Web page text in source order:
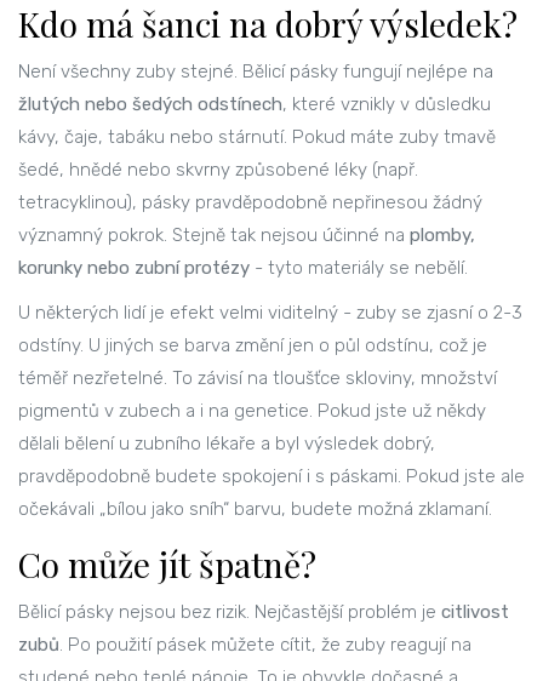
Kdo má šanci na dobrý výsledek?
Není všechny zuby stejné. Bělicí pásky fungují nejlépe na
žlutých nebo šedých odstínech, které vznikly v důsledku
kávy, čaje, tabáku nebo stárnutí. Pokud máte zuby tmavě
šedé, hnědé nebo skvrny způsobené léky (např.
tetracyklinou), pásky pravděpodobně nepřinesou žádný
významný pokrok. Stejně tak nejsou účinné na plomby,
korunky nebo zubní protézy - tyto materiály se nebělí.
U některých lidí je efekt velmi viditelný - zuby se zjasní o 2-3
odstíny. U jiných se barva změní jen o půl odstínu, což je
téměř nezřetelné. To závisí na tloušťce skloviny, množství
pigmentů v zubech a i na genetice. Pokud jste už někdy
dělali bělení u zubního lékaře a byl výsledek dobrý,
pravděpodobně budete spokojení i s páskami. Pokud jste ale
očekávali „bílou jako sníh“ barvu, budete možná zklamaní.
Co může jít špatně?
Bělicí pásky nejsou bez rizik. Nejčastější problém je citlivost
zubů. Po použití pásek můžete cítit, že zuby reagují na